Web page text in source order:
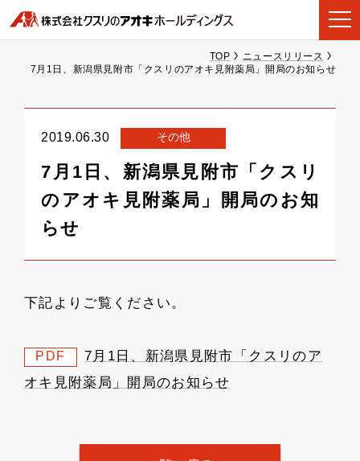
TOP
ニュースリリース
7月1日、新潟県見附市「クスリのアオキ見附薬局」開局のお知らせ
2019.06.30 その他
7月1日、新潟県見附市「クスリ
のアオキ見附薬局」開局のお知
らせ
下記よりご覧ください。
PDF
7月1日、新潟県見附市「クスリのア
オキ見附薬局」開局のお知らせ